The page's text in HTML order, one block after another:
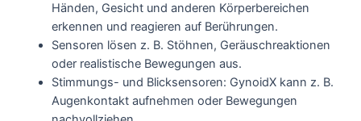
Händen, Gesicht und anderen Körperbereichen
erkennen und reagieren auf Berührungen.
Sensoren lösen z. B. Stöhnen, Geräuschreaktionen
oder realistische Bewegungen aus.
Stimmungs- und Blicksensoren: GynoidX kann z. B.
Augenkontakt aufnehmen oder Bewegungen